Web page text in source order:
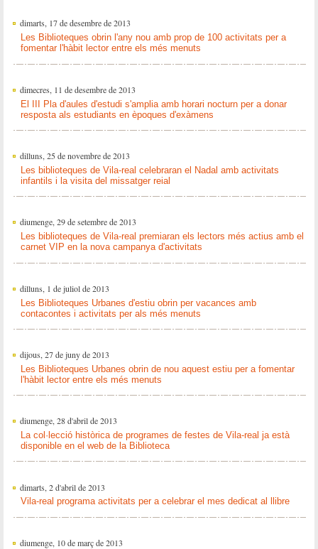
dimarts, 17 de desembre de 2013
Les Biblioteques obrin l'any nou amb prop de 100 activitats per a
fomentar l'hàbit lector entre els més menuts
dimecres, 11 de desembre de 2013
El III Pla d'aules d'estudi s'amplia amb horari nocturn per a donar
resposta als estudiants en èpoques d'exàmens
dilluns, 25 de novembre de 2013
Les biblioteques de Vila-real celebraran el Nadal amb activitats
infantils i la visita del missatger reial
diumenge, 29 de setembre de 2013
Les biblioteques de Vila-real premiaran els lectors més actius amb el
carnet VIP en la nova campanya d'activitats
dilluns, 1 de juliol de 2013
Les Biblioteques Urbanes d'estiu obrin per vacances amb
contacontes i activitats per als més menuts
dijous, 27 de juny de 2013
Les Biblioteques Urbanes obrin de nou aquest estiu per a fomentar
l'hàbit lector entre els més menuts
diumenge, 28 d'abril de 2013
La col·lecció històrica de programes de festes de Vila-real ja està
disponible en el web de la Biblioteca
dimarts, 2 d'abril de 2013
Vila-real programa activitats per a celebrar el mes dedicat al llibre
diumenge, 10 de març de 2013